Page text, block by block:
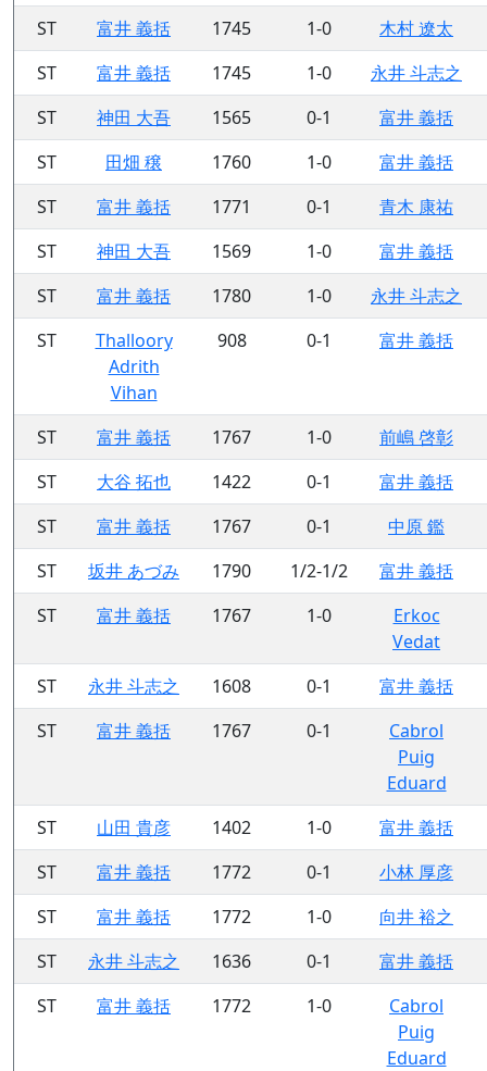
ST
富井 義括 1745 1-0
木村 遼太
ST
富井 義括 1745 1-0
永井 斗志之
ST
神田 大吾 1565 0-1
富井 義括
ST
田畑 穣 1760 1-0
富井 義括
ST
富井 義括 1771 0-1
青木 康祐
ST
神田 大吾 1569 1-0
富井 義括
ST
富井 義括 1780 1-0
永井 斗志之
ST
Thalloory
Adrith
Vihan
908 0-1 富井 義括
ST 富井 義括 1767 1-0
前嶋 啓彰
ST
大谷 拓也 1422 0-1
富井 義括
ST
富井 義括 1767 0-1
中原 鑑
ST
坂井 あづみ 1790 1/2-1/2
富井 義括
ST
富井 義括 1767 1-0
Erkoc
Vedat
ST
永井 斗志之 1608 0-1
富井 義括
ST
富井 義括 1767 0-1
Cabrol
Puig
Eduard
ST
山田 貴彦 1402 1-0
富井 義括
ST
富井 義括 1772 0-1
小林 厚彦
ST
富井 義括 1772 1-0
向井 裕之
ST
永井 斗志之 1636 0-1
富井 義括
ST
富井 義括 1772 1-0
Cabrol
Puig
Eduard